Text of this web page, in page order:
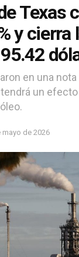
Texas
y cierra
en una
tendrá un
mayo de 2026